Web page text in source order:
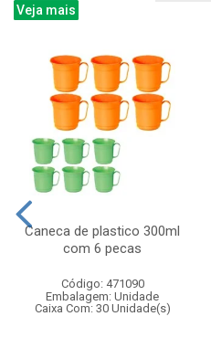
Veja mais
Caneca de plastico 300ml
com 6 pecas
Código: 471090
Embalagem: Unidade
Caixa Com: 30 Unidade(s)